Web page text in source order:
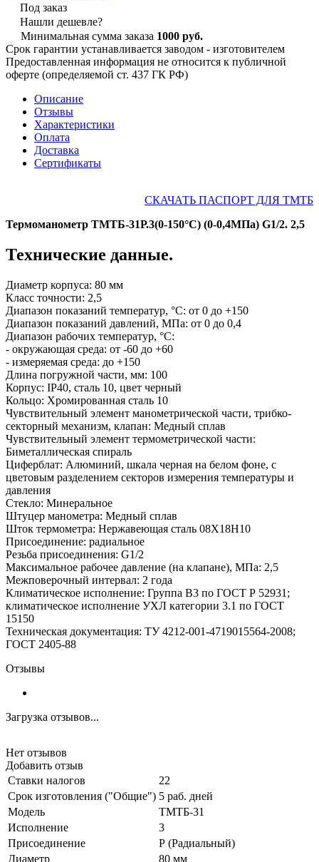
Под заказ
Нашли дешевле?
Минимальная сумма заказа 1000 руб.
Срок гарантии устанавливается заводом - изготовителем
Предоставленная информация не относится к публичной
оферте (определяемой ст. 437 ГК РФ)
Описание
Отзывы
Характеристики
Оплата
Доставка
Сертификаты
СКАЧАТЬ ПАСПОРТ ДЛЯ ТМТБ
Термоманометр ТМТБ-31Р.3(0-150°С) (0-0,4МПа) G1/2. 2,5
Технические данные.
Диаметр корпуса: 80 мм
Класс точности: 2,5
Диапазон показаний температур, °C: от 0 до +150
Диапазон показаний давлений, МПа: от 0 до 0,4
Диапазон рабочих температур, °C:
- окружающая среда: от -60 до +60
- измеряемая среда: до +150
Длина погружной части, мм: 100
Корпус: IP40, сталь 10, цвет черный
Кольцо: Хромированная сталь 10
Чувствительный элемент манометрической части, трибко-
секторный механизм, клапан: Медный сплав
Чувствительный элемент термометрической части:
Биметаллическая спираль
Циферблат: Алюминий, шкала черная на белом фоне, с
цветовым разделением секторов измерения температуры и
давления
Стекло: Минеральное
Штуцер манометра: Медный сплав
Шток термометра: Нержавеющая сталь 08Х18Н10
Присоединение: радиальное
Резьба присоединения: G1/2
Максимальное рабочее давление (на клапане), МПа: 2,5
Межповерочный интервал: 2 года
Климатическое исполнение: Группа В3 по ГОСТ Р 52931;
климатическое исполнение УХЛ категории 3.1 по ГОСТ
15150
Техническая документация: ТУ 4212-001-4719015564-2008;
ГОСТ 2405-88
Отзывы
Загрузка отзывов...
Нет отзывов
Добавить отзыв
Ставки налогов
22
Срок изготовления ("Общие") 5 раб. дней
Модель
ТМТБ-31
Исполнение
3
Присоединение
Р (Радиальный)
Диаметр
80 мм